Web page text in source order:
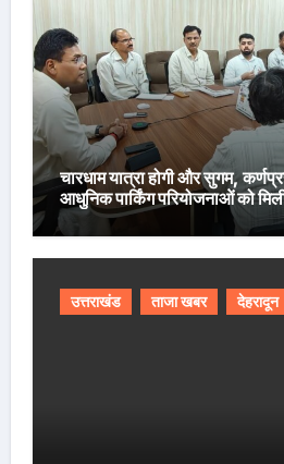
चारधाम यात्रा होगी और सुगम,
आधुनिक पार्किंग परियोजनाओं को
उत्तराखंड ताजा खबर देहरादून